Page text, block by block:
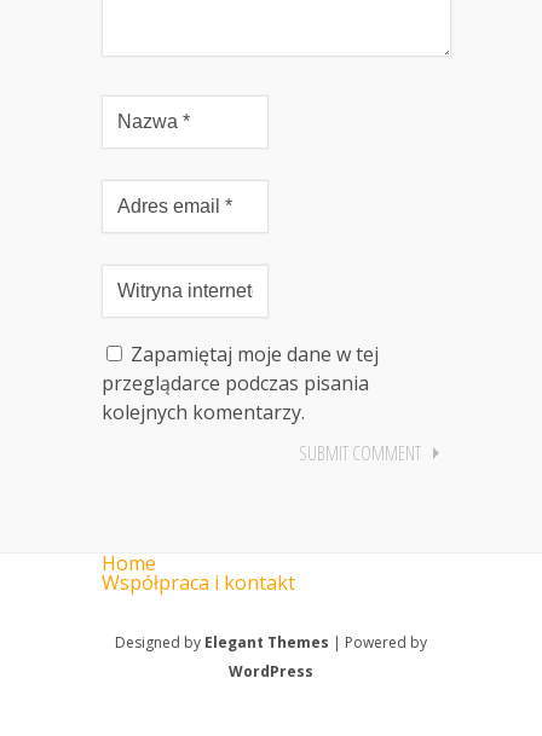
Zapamiętaj moje dane w tej
przeglądarce podczas pisania
kolejnych komentarzy.
Home
Współpraca i kontakt
Designed by Elegant Themes | Powered by
WordPress